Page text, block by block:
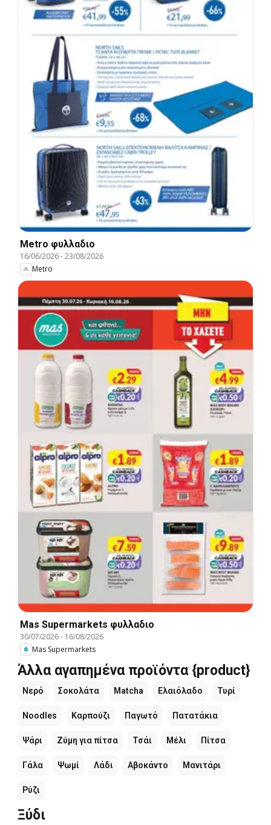
Metro φυλλαδιο
16/06/2026-23/08/2026
Metro
Mas Supermarkets φυλλαδιο
30/07/2026- 16/08/2026
Mas Supermarkets
Άλλα αγαπημένα προϊόντα {product}
Νερό Σοκολάτα Matcha Ελαιόλαδο Τυρί
Noodles Καρπούζι Παγωτό Πατατάκια
Ψάρι Ζύμη για πίτσα Τσάι Μέλι Πίτσα
Γάλα Ψωμί Λάδι Αβοκάντο Μανιτάρι
Ρύζι
Ξύδι